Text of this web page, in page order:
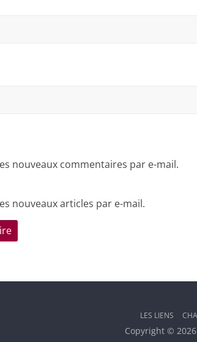
nouveaux commentaires par e-mail.
nouveaux articles par e-mail.
LES LIENS
Copyright © 2026